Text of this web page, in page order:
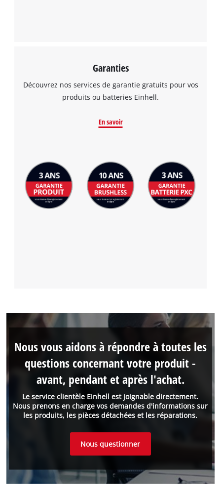
Garanties
Découvrez nos services de garantie gratuits pour vos
produits ou batteries Einhell.
En savoir
Le service clientèle Einhell est joignable directement.
Nous prenons en charge vos demandes d'informations sur
les produits, les pièces détachées et les réparations.
Nous vous aidons à répondre à toutes les
questions concernant votre produit -
avant, pendant et après l'achat.
Nous questionner